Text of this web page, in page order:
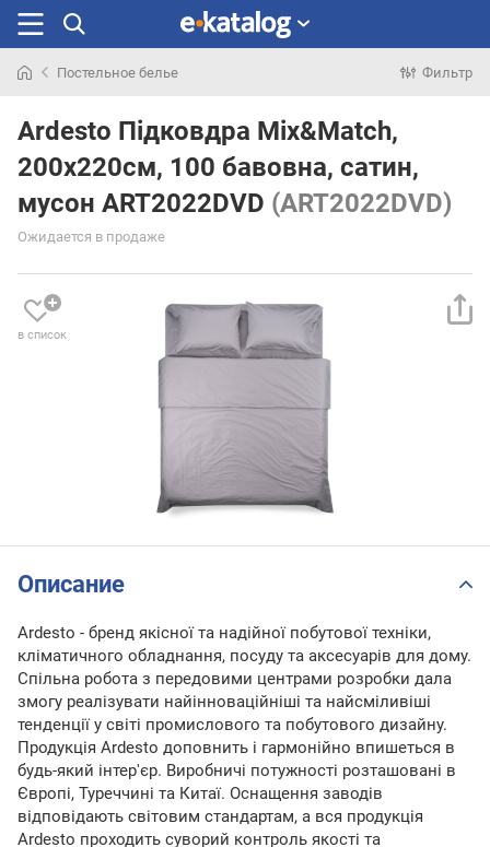
раньше
Постельное белье Фильтр
Ardesto Підковдра Mix&Match,
200х220см, 100 бавовна, сатин,
мусон ART2022DVD (ART2022DVD)
Ожидается в продаже
в список
Описание
Ardesto - бренд якісної та надійної побутової техніки,
кліматичного обладнання, посуду та аксесуарів для дому.
Спільна робота з передовими центрами розробки дала
змогу реалізувати найінноваційніші та найсміливіші
тенденції у світі промислового та побутового дизайну.
Продукція Ardesto доповнить і гармонійно впишеться в
будь-який інтер'єр. Виробничі потужності розташовані в
Європі, Туреччині та Китаї. Оснащення заводів
відповідають світовим стандартам, а вся продукція
Ardesto проходить суворий контроль якості та